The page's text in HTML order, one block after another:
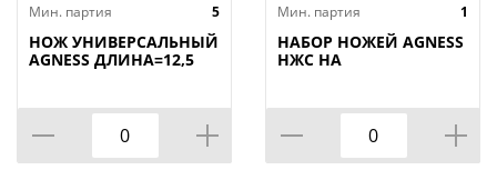
● Состав набора: Топорик 17см, Нож поварской
20см, Нож для нарезки 20см, Нож универсальный
Муссат, Ножницы, Складывающаяся вращающаяся
пластиковая подставка для безопасного хранения
ножей.
Мин. партия
5
НОЖ УНИВЕРСАЛЬНЫЙ
AGNESS ДЛИНА=12,5
Мин. партия
1
НАБОР НОЖЕЙ AGNESS
НЖС НА
ПОДСТАВКЕ 8 ПР.,
КОР=6НАБОР.